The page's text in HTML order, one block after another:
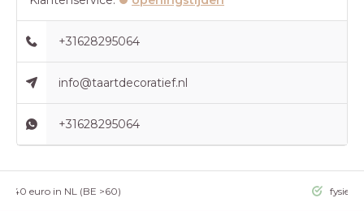
+31628295064
info@taartdecoratief.nl
+31628295064
>40 euro in NL (BE >60) fysieke